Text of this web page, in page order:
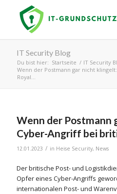
IT Security Blog
Du bist hier: Startseite / IT Security
Wenn der Postmann gar nicht
Royal...
Wenn der Postmann
Cyber-Angriff bei
12.01.2023 / in Heise Security, News
Der britische Post- und
Opfer eines Cyber-Angriffs
internationalen Post- und